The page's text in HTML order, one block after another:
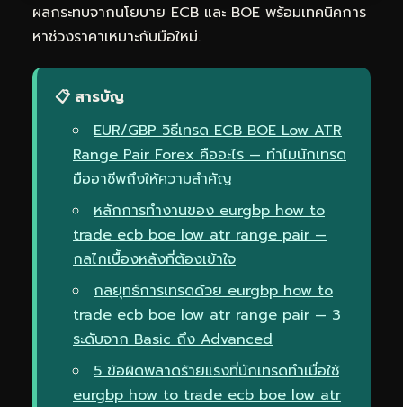
ผลกระทบจากนโยบาย ECB และ BOE พร้อมเทคนิคการ
หาช่วงราคาเหมาะกับมือใหม่.
📋 สารบัญ
EUR/GBP วิธีเทรด ECB BOE Low ATR
Range Pair Forex คืออะไร — ทำไมนักเทรด
มืออาชีพถึงให้ความสำคัญ
หลักการทำงานของ eurgbp how to
trade ecb boe low atr range pair —
กลไกเบื้องหลังที่ต้องเข้าใจ
กลยุทธ์การเทรดด้วย eurgbp how to
trade ecb boe low atr range pair — 3
ระดับจาก Basic ถึง Advanced
5 ข้อผิดพลาดร้ายแรงที่นักเทรดทำเมื่อใช้
eurgbp how to trade ecb boe low atr